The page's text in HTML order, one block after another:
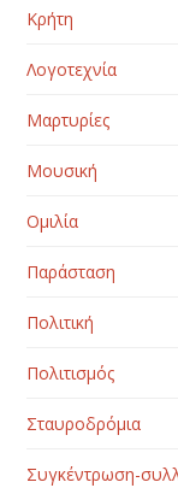
Κρήτη
Λογοτεχνία
Μαρτυρίες
Μουσική
Ομιλία
Παράσταση
Πολιτική
Πολιτισμός
Σταυροδρόμια
Συγκέντρωση-